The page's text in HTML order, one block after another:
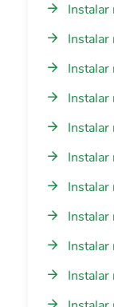
Instalar
Instalar
Instalar
Instalar
Instalar
Instalar
Instalar
Instalar
Instalar
Instalar